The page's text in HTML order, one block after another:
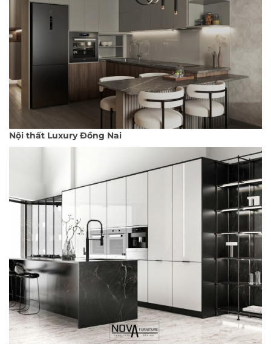
Nội thất Luxury Đồng Nai